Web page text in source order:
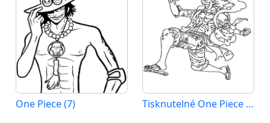
One Piece (7) Tisknutelné One Piece Obrázek